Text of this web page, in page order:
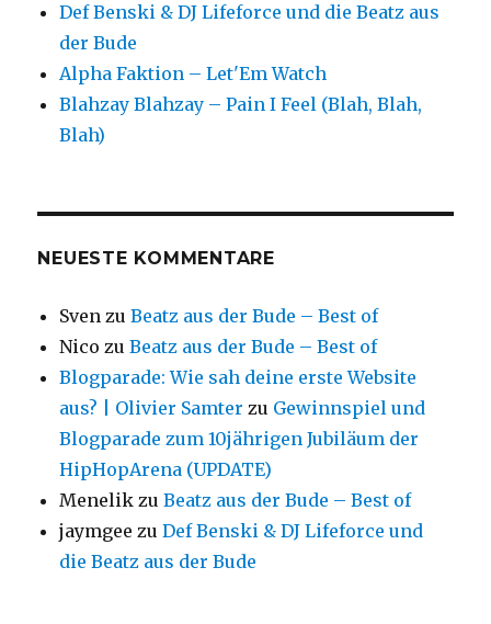
Def Benski & DJ Lifeforce und die Beatz aus
der Bude
Alpha Faktion – Let'Em Watch
Blahzay Blahzay – Pain I Feel (Blah, Blah,
Blah)
NEUESTE KOMMENTARE
Sven zuBeatz aus der Bude – Best of
Nico zuBeatz aus der Bude – Best of
Blogparade: Wie sah deine erste Website
aus? | Olivier Samter zu Gewinnspiel und
Blogparade zum 10jährigen Jubiläum der
HipHopArena (UPDATE)
Menelik zuBeatz aus der Bude – Best of
jaymgee zuDef Benski & DJ Lifeforce und
die Beatz aus der Bude